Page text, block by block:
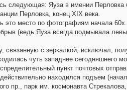
следующая: Яуза в имении Перловка
Перловка, конец XIX века.
это место по фотографиям начала 60х.
(ведь Яуза всегда подмывала
связанную с зеркалкой, исключал,
чуть западнее сегодняшнего
пункт почтовых
находился подъем
пр., парк им. космонавта